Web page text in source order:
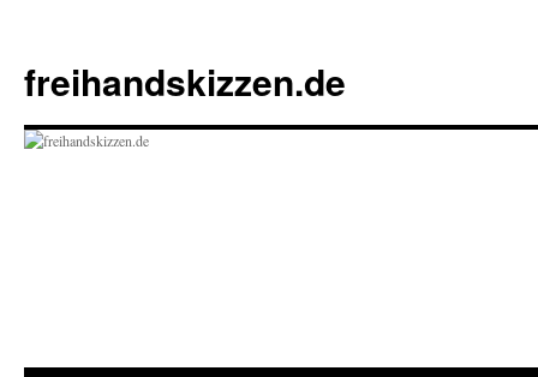
springen
freihandskizzen.de